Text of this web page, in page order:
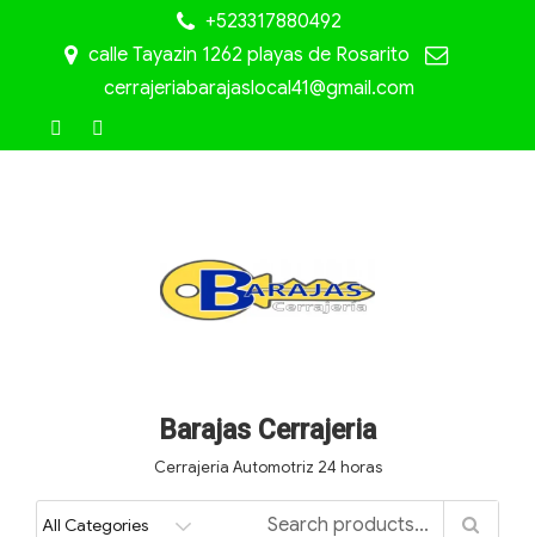
+523317880492
calle Tayazin 1262 playas de Rosarito
cerrajeriabarajaslocal41@gmail.com
Barajas Cerrajeria
Cerrajería Automotriz 24 horas